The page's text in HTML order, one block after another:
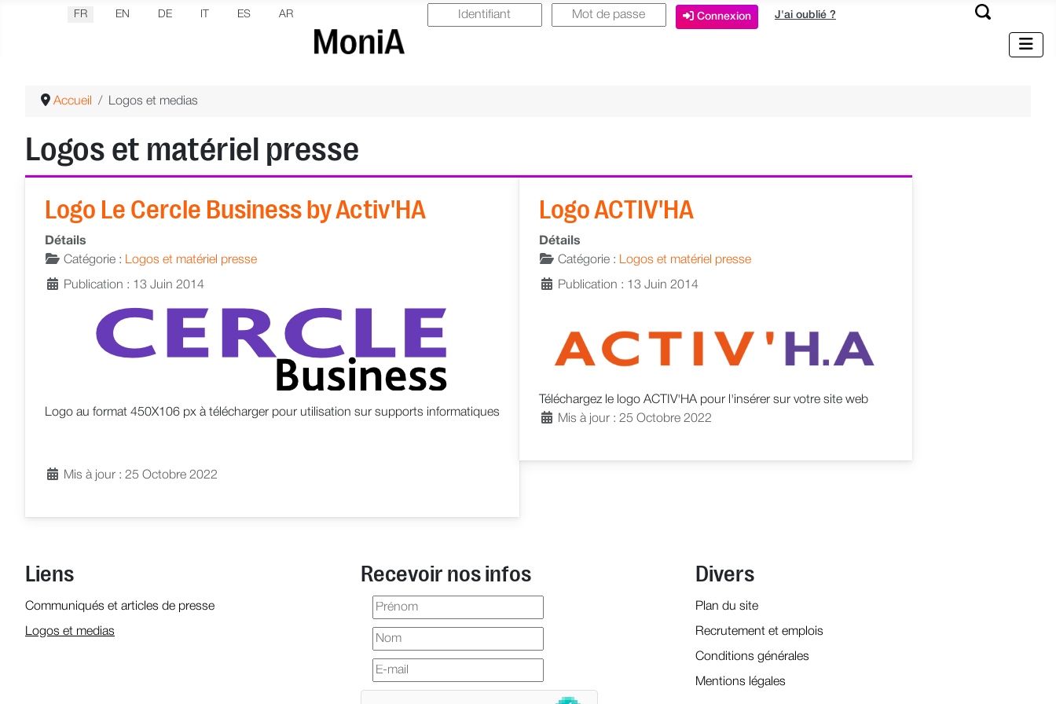
Sélectionnez votre langue
FR EN DE ES AR Connexion J'ai oublié ?
Accueil Logos et medias
Logos et matériel presse
Logo Le Cercle Business by Activ'HA
Détails
Catégorie :
Logos et matériel presse
Publication : 13 Juin 2014
Logo au format 450X106 px à télécharger pour utilisation sur supports informatiques
Mis à jour : 25 Octobre 2022
Logo ACTIV'HA
Détails
Catégorie :
Logos et matériel presse
Publication : 13 Juin 2014
Téléchargez le logo ACTIV'HA pour l'insérer sur votre site web
Mis à jour : 25 Octobre 2022
Liens
Communiqués et articles de presse
Logos et medias
Recevoir nos infos Divers
Plan du site
Recrutement et emplois
Conditions générales
Mentions légales